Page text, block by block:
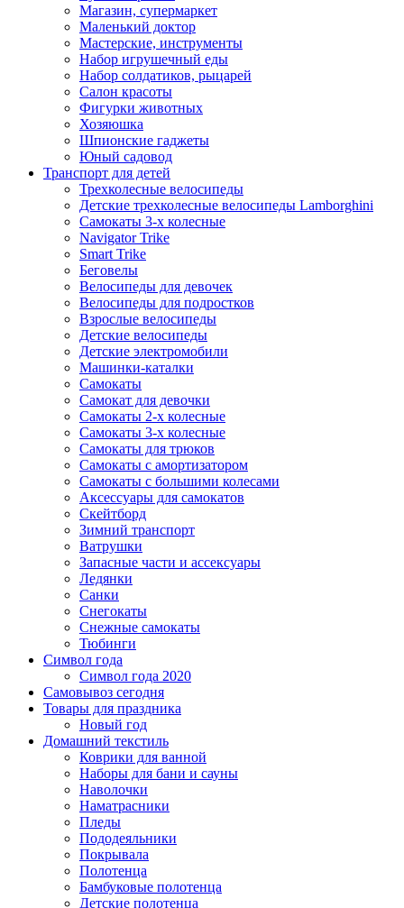
Магазин, супермаркет
Маленький доктор
Мастерские, инструменты
Набор игрушечный еды
Набор солдатиков, рыцарей
Салон красоты
Фигурки животных
Хозяюшка
Шпионские гаджеты
Юный садовод
Транспорт для детей
Трехколесные велосипеды
Детские трехколесные велосипеды Lamborghini
Самокаты 3-х колесные
Navigator Trike
Smart Trike
Беговелы
Велосипеды для девочек
Велосипеды для подростков
Взрослые велосипеды
Детские велосипеды
Детские электромобили
Машинки-каталки
Самокаты
Самокат для девочки
Самокаты 2-х колесные
Самокаты 3-х колесные
Самокаты для трюков
Самокаты с амортизатором
Самокаты с большими колесами
Аксессуары для самокатов
Скейтборд
Зимний транспорт
Ватрушки
Запасные части и ассексуары
Ледянки
Санки
Снегокаты
Снежные самокаты
Тюбинги
Символ года
Символ года 2020
Самовывоз сегодня
Товары для праздника
Новый год
Домашний текстиль
Коврики для ванной
Наборы для бани и сауны
Наволочки
Наматрасники
Пледы
Пододеяльники
Покрывала
Полотенца
Бамбуковые полотенца
Детские полотенца